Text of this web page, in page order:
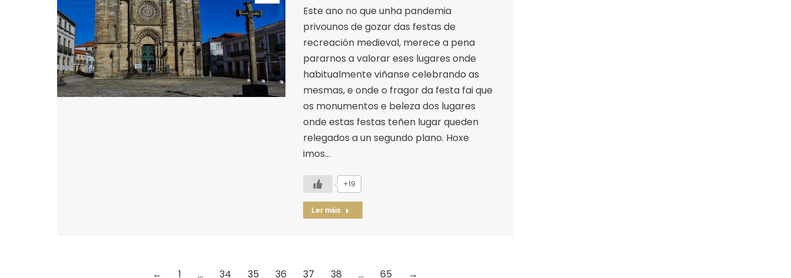
Este ano no que unha pandemia
privounos de gozar das festas de
recreación medieval, merece a pena
pararnos a valorar eses lugares onde
habitualmente viñanse celebrando as
mesmas, e onde o fragor da festa fai que
os monumentos e beleza dos lugares
onde estas festas teñen lugar queden
relegados a un segundo plano. Hoxe
imos…
+19
Ler máis
← 1 … 34 35 36 37 38 … 65 →